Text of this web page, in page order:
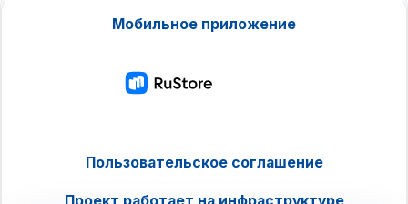
Мобильное приложение
Пользовательское соглашение